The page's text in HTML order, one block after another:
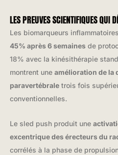
LES PREUVES SCIENTIFIQUES QUI
Les biomarqueurs
45% après 6 semaines de
18% avec la kinésithérapie
montrent une amélioration de la
paravertébrale trois fois
conventionnelles.
Le sled push produit une
excentrique des érecteurs du
corrélés à la phase de